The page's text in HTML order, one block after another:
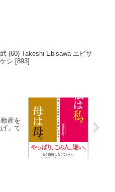
(60) Takeshi Ebisawa エビサ
シ [893]
産を
」て